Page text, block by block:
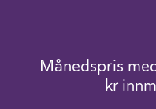
Månedspris
kr